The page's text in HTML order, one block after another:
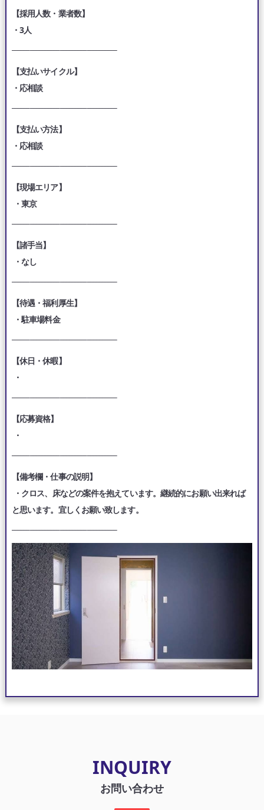
【採用人数・業者数】
・3人
【支払いサイクル】
・応相談
【支払い方法】
・応相談
【現場エリア】
・東京
【諸手当】
・なし
【待遇・福利厚生】
・駐車場料金
【休日・休暇】
・
【応募資格】
・
【備考欄・仕事の説明】
・クロス、床などの案件を抱えています。継続的にお願い出来れば
と思います。宜しくお願い致します。
INQUIRY
お問い合わせ